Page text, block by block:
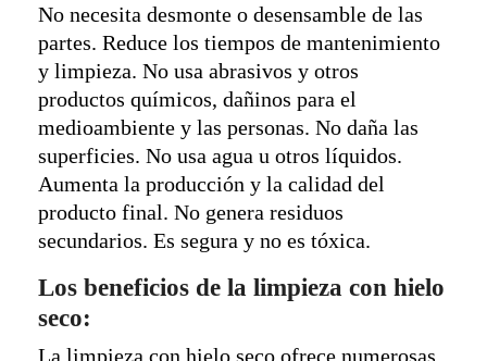
No necesita desmonte o desensamble de las
partes. Reduce los tiempos de mantenimiento
y limpieza. No usa abrasivos y otros
productos químicos, dañinos para el
medioambiente y las personas. No daña las
superficies. No usa agua u otros líquidos.
Aumenta la producción y la calidad del
producto final. No genera residuos
secundarios. Es segura y no es tóxica.
Los beneficios de la limpieza con hielo
seco:
La limpieza con hielo seco ofrece numerosas